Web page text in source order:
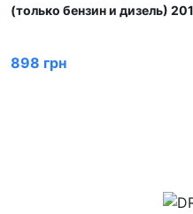
(только бензин и дизель)
898 грн